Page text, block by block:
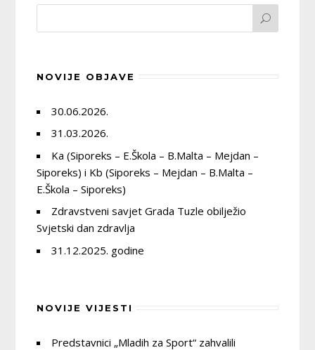
NOVIJE OBJAVE
30.06.2026.
31.03.2026.
Ka (Siporeks – E.Škola – B.Malta – Mejdan –
Siporeks) i Kb (Siporeks – Mejdan – B.Malta –
E.Škola – Siporeks)
Zdravstveni savjet Grada Tuzle obilježio
Svjetski dan zdravlja
31.12.2025. godine
NOVIJE VIJESTI
Predstavnici „Mladih za Sport“ zahvalili